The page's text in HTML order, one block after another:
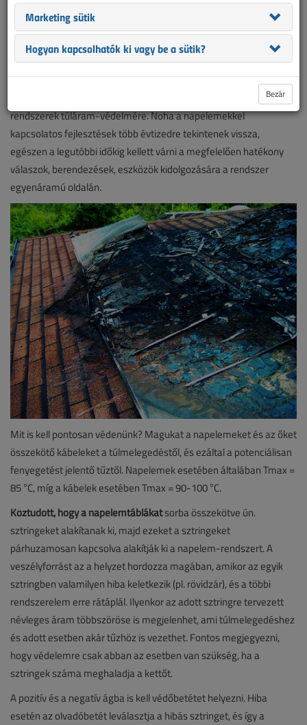
Foglalkoznak a tervezéssel, létesítéssel, inverterekkel,
túlfeszültség-védelemmel, mindazonáltal nagyon kevés
publikáció tárgyalja a túláram-védelem kérdéskörét.
Talán kevesen tudják, de a napelemes rendszerek gyártói sokáig
nem rendelkeztek kiforrott technológiával a napelemes (PV)
rendszerek túláram-védelmére. Noha a napelemekkel
kapcsolatos fejlesztések több évtizedre tekintenek vissza,
egészen a legutóbbi időkig kellett várni a megfelelően hatékony
válaszok, berendezések, eszközök kidolgozására a rendszer
egyenáramú oldalán.
Mit is kell pontosan védenünk? Magukat a napelemeket és az őket
összekötő kábeleket a túlmelegedéstől, és ezáltal a potenciálisan
fenyegetést jelentő tűztől. Napelemek esetében általában Tmax =
85 °C, míg a kábelek esetében Tmax = 90-100 °C.
Köztudott, hogy a napelemtáblákatsorba összekötve ún.
sztringeket alakítanak ki, majd ezeket a sztringeket
párhuzamosan kapcsolva alakítják ki a napelem-rendszert. A
veszélyforrást az a helyzet hordozza magában, amikor az egyik
sztringben valamilyen hiba keletkezik (pl. rövidzár), és a többi
rendszerelem erre rátáplál. Ilyenkor az adott sztringre tervezett
névleges áram többszöröse is megjelenhet, ami túlmelegedéshez
és adott esetben akár tűzhöz is vezethet. Fontos megjegyezni,
hogy védelemre csak abban az esetben van szükség, ha a
sztringek száma meghaladja a kettőt.
A pozitív és a negatív ágba is kell védőbetétet helyezni. Hiba
esetén az olvadóbetét leválasztja a hibás sztringet, és így a
Marketing sütik
Hogyan kapcsolhatók ki vagy be a sütik?
Bezár